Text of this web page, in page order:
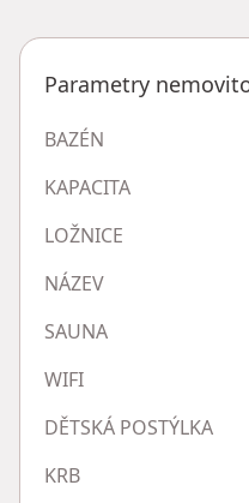
Parametry
BAZÉN
KAPACITA
LOŽNICE
NÁZEV
SAUNA
WIFI
DĚTSKÁ POSTÝLKA
KRB